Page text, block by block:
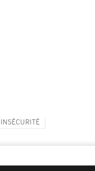
INSÉCURITÉ